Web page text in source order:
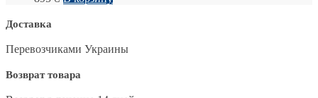
Доставка
Перевозчиками Украины
Возврат товара